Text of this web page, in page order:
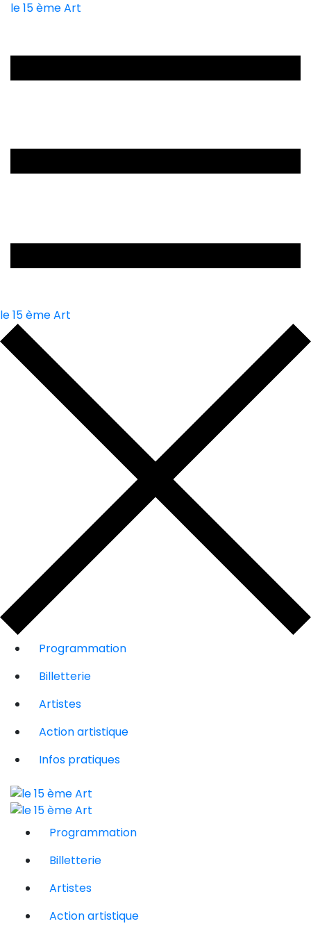
le 15 ème Art
le 15 ème Art
Programmation
Billetterie
Artistes
Action artistique
Infos pratiques
Programmation
Billetterie
Artistes
Action artistique